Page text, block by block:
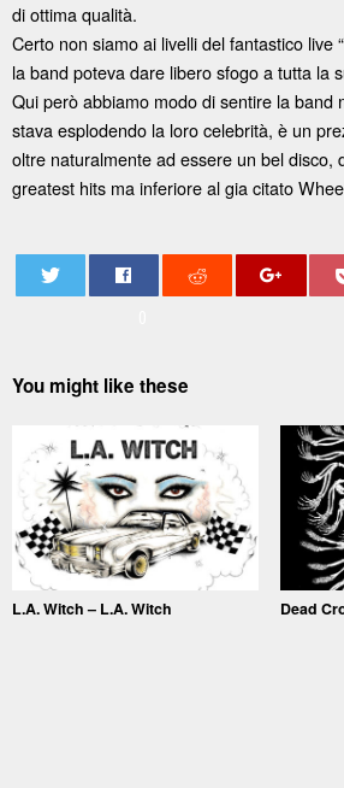
di ottima qualità.
Certo non siamo ai livelli del fantastico live
la band poteva dare libero sfogo a tutta la
Qui però abbiamo modo di sentire la band
stava esplodendo la loro celebrità, è un
oltre naturalmente ad essere un bel disco,
greatest hits ma inferiore al gia citato
You might like these
L.A. Witch – L.A. Witch Dead